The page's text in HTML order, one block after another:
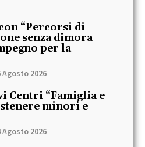
“Percorsi di
senza dimora
per la
Agosto 2026
Centri “Famiglia e
minori e
Agosto 2026